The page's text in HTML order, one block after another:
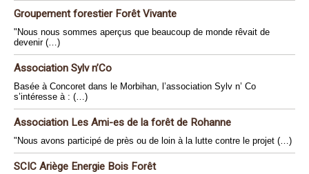
Groupement forestier Forêt Vivante
"Nous nous sommes aperçus que beaucoup de monde rêvait de
devenir (…)
Association Sylv n’Co
Basée à Concoret dans le Morbihan, l’association Sylv n’ Co
s’intéresse à : (…)
Association Les Ami-es de la forêt de Rohanne
"Nous avons participé de près ou de loin à la lutte contre le projet (…)
SCIC Ariège Energie Bois Forêt